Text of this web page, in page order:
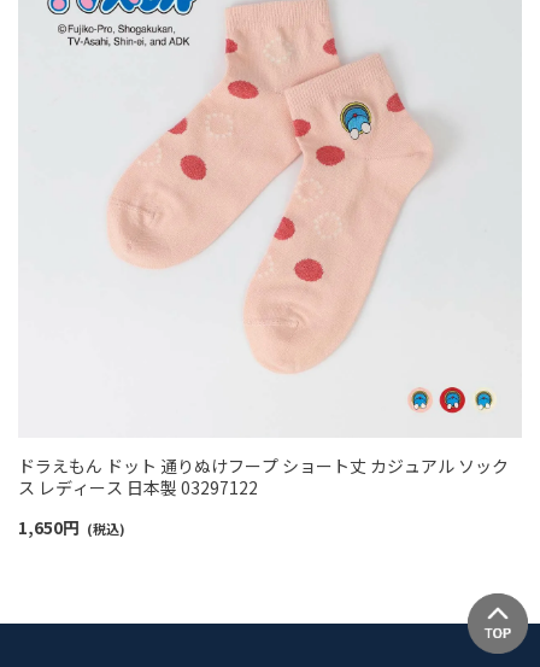
ドラえもん ドット 通りぬけフープ ショート丈 カジュアル ソック
ス レディース 日本製 03297122
1,650円 (税込)